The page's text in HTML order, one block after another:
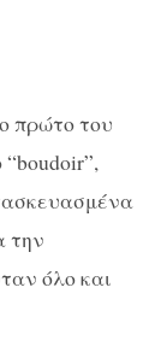
πρώτο του
την
όλο και